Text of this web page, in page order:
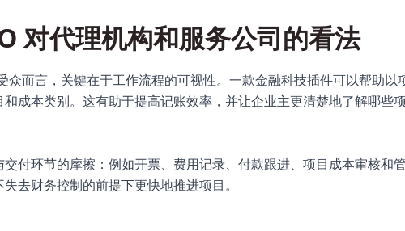
对代理机构和服务公司的看法
众而言，关键在于工作流程的可视性。一款金融科技插件可以帮助
成本类别。这有助于提高记账效率，并让企业主更清楚地了解哪些
付环节的摩擦：例如开票、费用记录、付款跟进、项目成本审核和
去财务控制的前提下更快地推进项目。